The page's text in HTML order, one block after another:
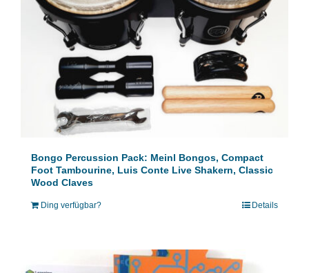
Bongo Percussion Pack: Meinl Bongos, Compact
Foot Tambourine, Luis Conte Live Shakern, Classic
Wood Claves
Ding verfügbar? Details